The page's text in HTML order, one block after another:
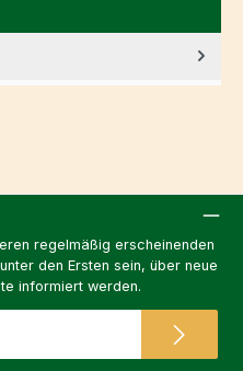
regelmäßig erscheinenden
den Ersten sein, über neue
informiert werden.